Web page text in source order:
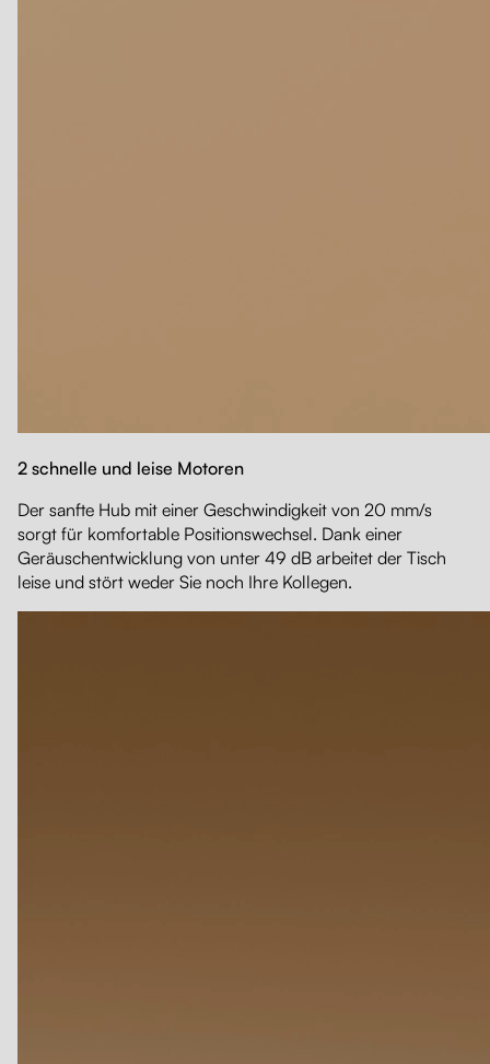
2 schnelle und leise Motoren
Der sanfte Hub mit einer Geschwindigkeit von 20 mm/s
sorgt für komfortable Positionswechsel. Dank einer
Geräuschentwicklung von unter 49 dB arbeitet der Tisch
leise und stört weder Sie noch Ihre Kollegen.